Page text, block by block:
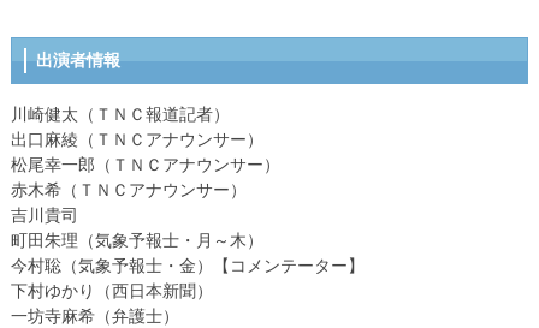
出演者情報
川崎健太（ＴＮＣ報道記者）
出口麻綾（ＴＮＣアナウンサー）
松尾幸一郎（ＴＮＣアナウンサー）
赤木希（ＴＮＣアナウンサー）
吉川貴司
町田朱理（気象予報士・月～木）
今村聡（気象予報士・金）【コメンテーター】
下村ゆかり（西日本新聞）
一坊寺麻希（弁護士）